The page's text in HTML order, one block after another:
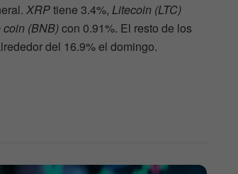
XRPtiene 3.4%, Litecoin (LTC)
(BNB)con 0.91%. El resto de los
del 16.9% el domingo.